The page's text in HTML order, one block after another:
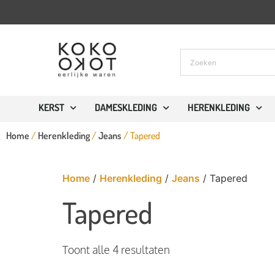
KERST DAMESKLEDING HERENKLEDING
Home / Herenkleding/Jeans / Tapered
Home / Herenkleding / Jeans / Tapered
Tapered
Toont alle 4 resultaten